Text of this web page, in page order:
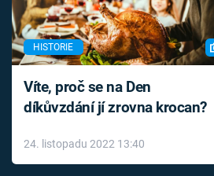
HISTORIE
Víte, proč se na Den
díkůvzdání jí zrovna krocan?
24. listopadu 2022 13:40